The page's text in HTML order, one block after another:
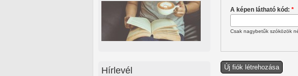
A képen látható kód:*
Csak nagybetűk szóközök
Hírlevél